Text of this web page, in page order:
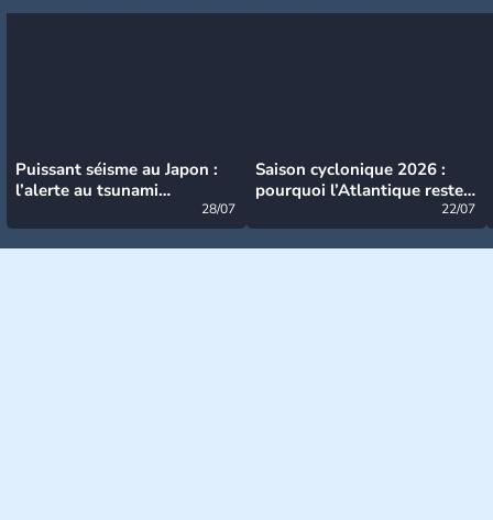
Puissant séisme au Japon :
l’alerte au tsunami
28/07
Saison cyclonique 2026 :
pourquoi l’Atlantique reste
22/07